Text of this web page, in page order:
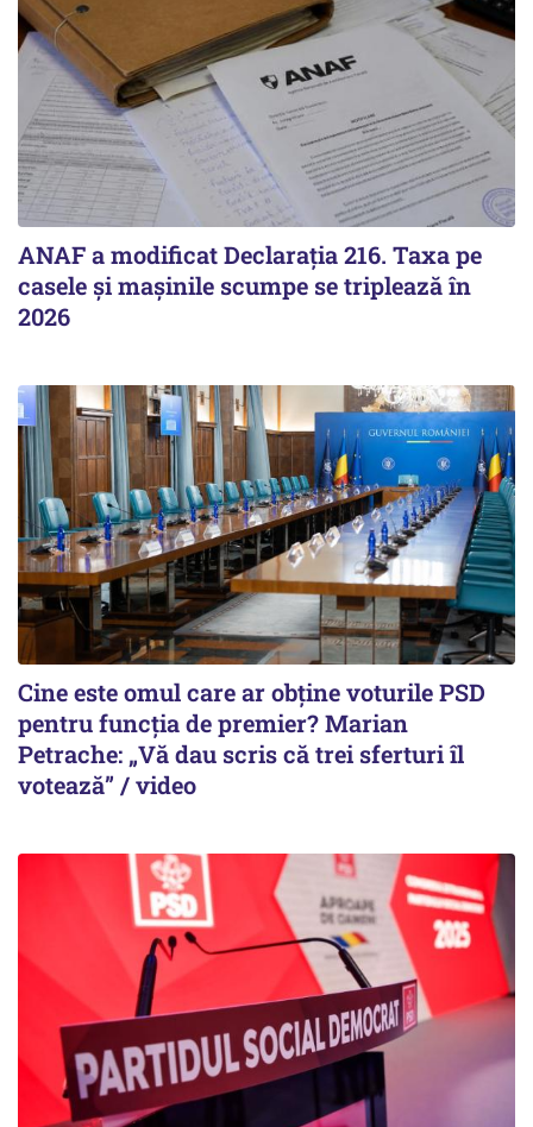
ANAF a modificat Declarația 216. Taxa pe
casele și mașinile scumpe se triplează în
2026
Cine este omul care ar obține voturile PSD
pentru funcția de premier? Marian
Petrache: „Vă dau scris că trei sferturi îl
votează” / video